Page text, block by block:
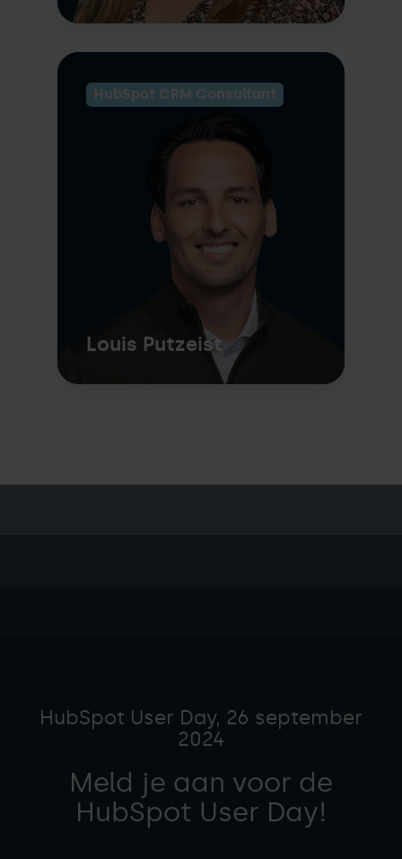
HubSpot CRM Consultant
Louis Putzeist
HubSpot User Day, 26 september
2024
Meld je aan voor de
HubSpot User Day!